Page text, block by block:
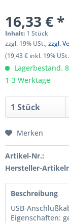
16,33 € *
Inhalt: 1 Stück
zzgl. 19% USt.,zzgl.
(19,43 € inkl. 19%
Lagerbestand.
1-3 Werktage
Merken
Artikel-Nr.:
Hersteller-
Beschreibung
USB-
Eigenschaften: